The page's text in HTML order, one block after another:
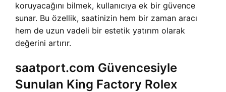
koruyacağını bilmek, kullanıcıya ek bir güvence
sunar. Bu özellik, saatinizin hem bir zaman aracı
hem de uzun vadeli bir estetik yatırım olarak
değerini artırır.
saatport.com Güvencesiyle
Sunulan King Factory Rolex